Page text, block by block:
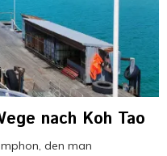
nach Koh Tao
den man